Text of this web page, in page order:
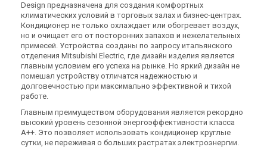
Design предназначена для создания комфортных
климатических условий в торговых залах и бизнес-центрах.
Кондиционер не только охлаждает или обогревает воздух,
но и очищает его от посторонних запахов и нежелательных
примесей. Устройства созданы по запросу итальянского
отделения Mitsubishi Electric, где дизайн изделия является
главным условием его успеха на рынке. Но яркий дизайн не
помешал устройству отличатся надежностью и
долговечностью при максимально эффективной и тихой
работе.
Главным преимуществом оборудования является рекордно
высокий уровень сезонной энергоэффективности класса
A++. Это позволяет использовать кондиционер круглые
сутки, не переживая о больших растратах электроэнергии.